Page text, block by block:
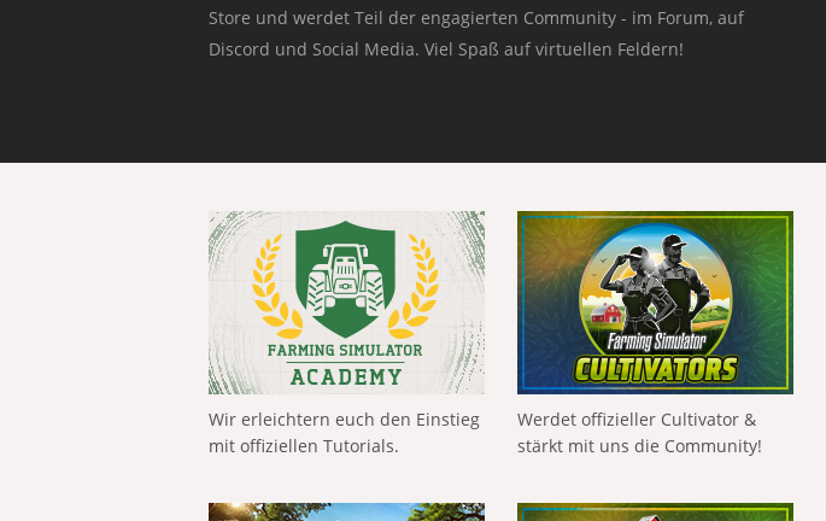
Store und werdet Teil der engagierten Community - im Forum, auf
Discord und Social Media. Viel Spaß auf virtuellen Feldern!
Wir erleichtern euch den Einstieg
mit offiziellen Tutorials.
Werdet offizieller Cultivator &
stärkt mit uns die Community!